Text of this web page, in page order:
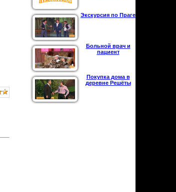
Экскурсия по Праге
Больной врач и
пациент
Покупка дома в
деревне Решёты